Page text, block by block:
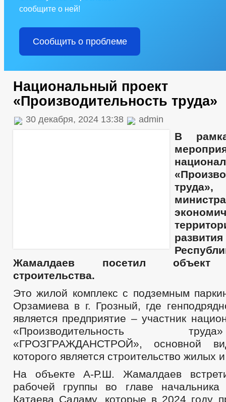
сообщите о ней!
Сообщить о проблеме
Национальный проект
«Производительность труда»
30 декабря, 2024 13:38 admin
В
министра
Жамалдаев посетил объект
строительства.
Это жилой комплекс с подземным
Орзамиева в г. Грозный, где
является предприятие – участник
«Производительность
«ГРОЗГРАЖДАНСТРОЙ», основной
которого является строительство жилых
На объекте А-Р.Ш. Жамалдаев
рабочей группы во главе начальника
Катаева Саламу, которые в 2024 году